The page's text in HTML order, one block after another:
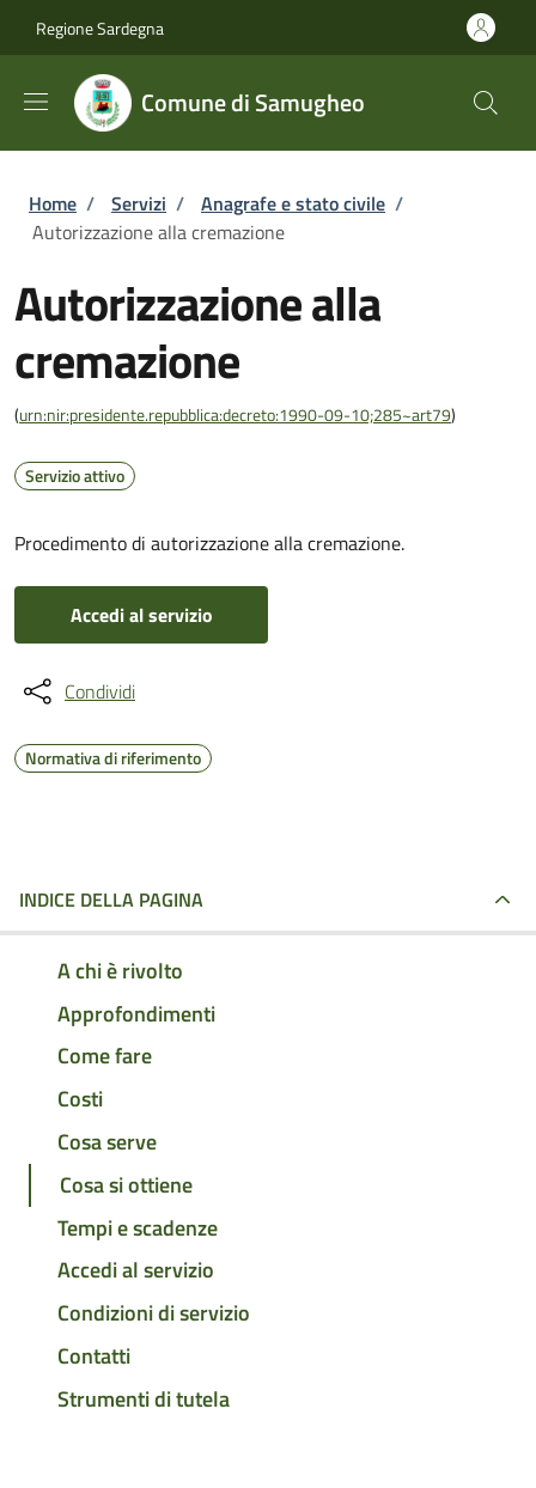
Regione Sardegna
Comune di Samugheo
Briciole di pane
Home / Servizi / Anagrafe e stato civile /
Autorizzazione alla cremazione
Autorizzazione alla
cremazione
(urn:nir:presidente.repubblica:decreto:1990-09-10;285~art79)
Servizio attivo
Procedimento di autorizzazione alla cremazione.
Accedi al servizio
Condividi
Normativa di riferimento
INDICE DELLA PAGINA
A chi è rivolto
Approfondimenti
Come fare
Costi
Cosa serve
Cosa si ottiene
Tempi e scadenze
Accedi al servizio
Condizioni di servizio
Contatti
Strumenti di tutela